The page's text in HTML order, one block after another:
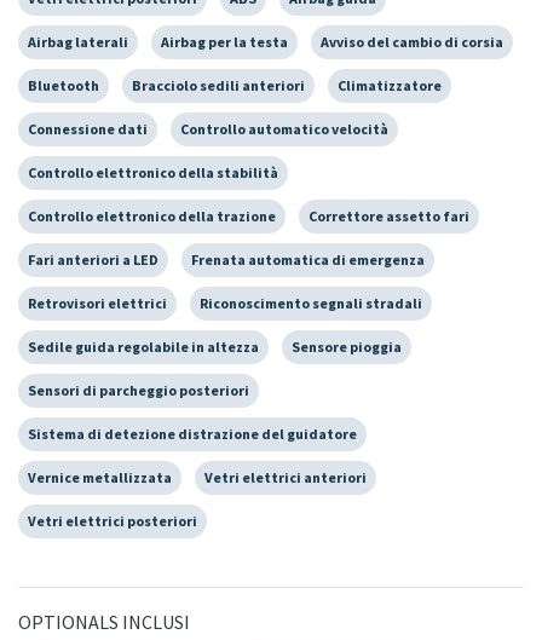
Airbag laterali Airbag per la testa Avviso del cambio di corsia
Bluetooth Bracciolo sedili anteriori Climatizzatore
Connessione dati Controllo automatico velocità
Controllo elettronico della stabilità
Controllo elettronico della trazione Correttore assetto fari
Fari anteriori a LED Frenata automatica di emergenza
Retrovisori elettrici Riconoscimento segnali stradali
Sedile guida regolabile in altezza Sensore pioggia
Sensori di parcheggio posteriori
Sistema di detezione distrazione del guidatore
Vernice metallizzata Vetri elettrici anteriori
Vetri elettrici posteriori
OPTIONALS INCLUSI